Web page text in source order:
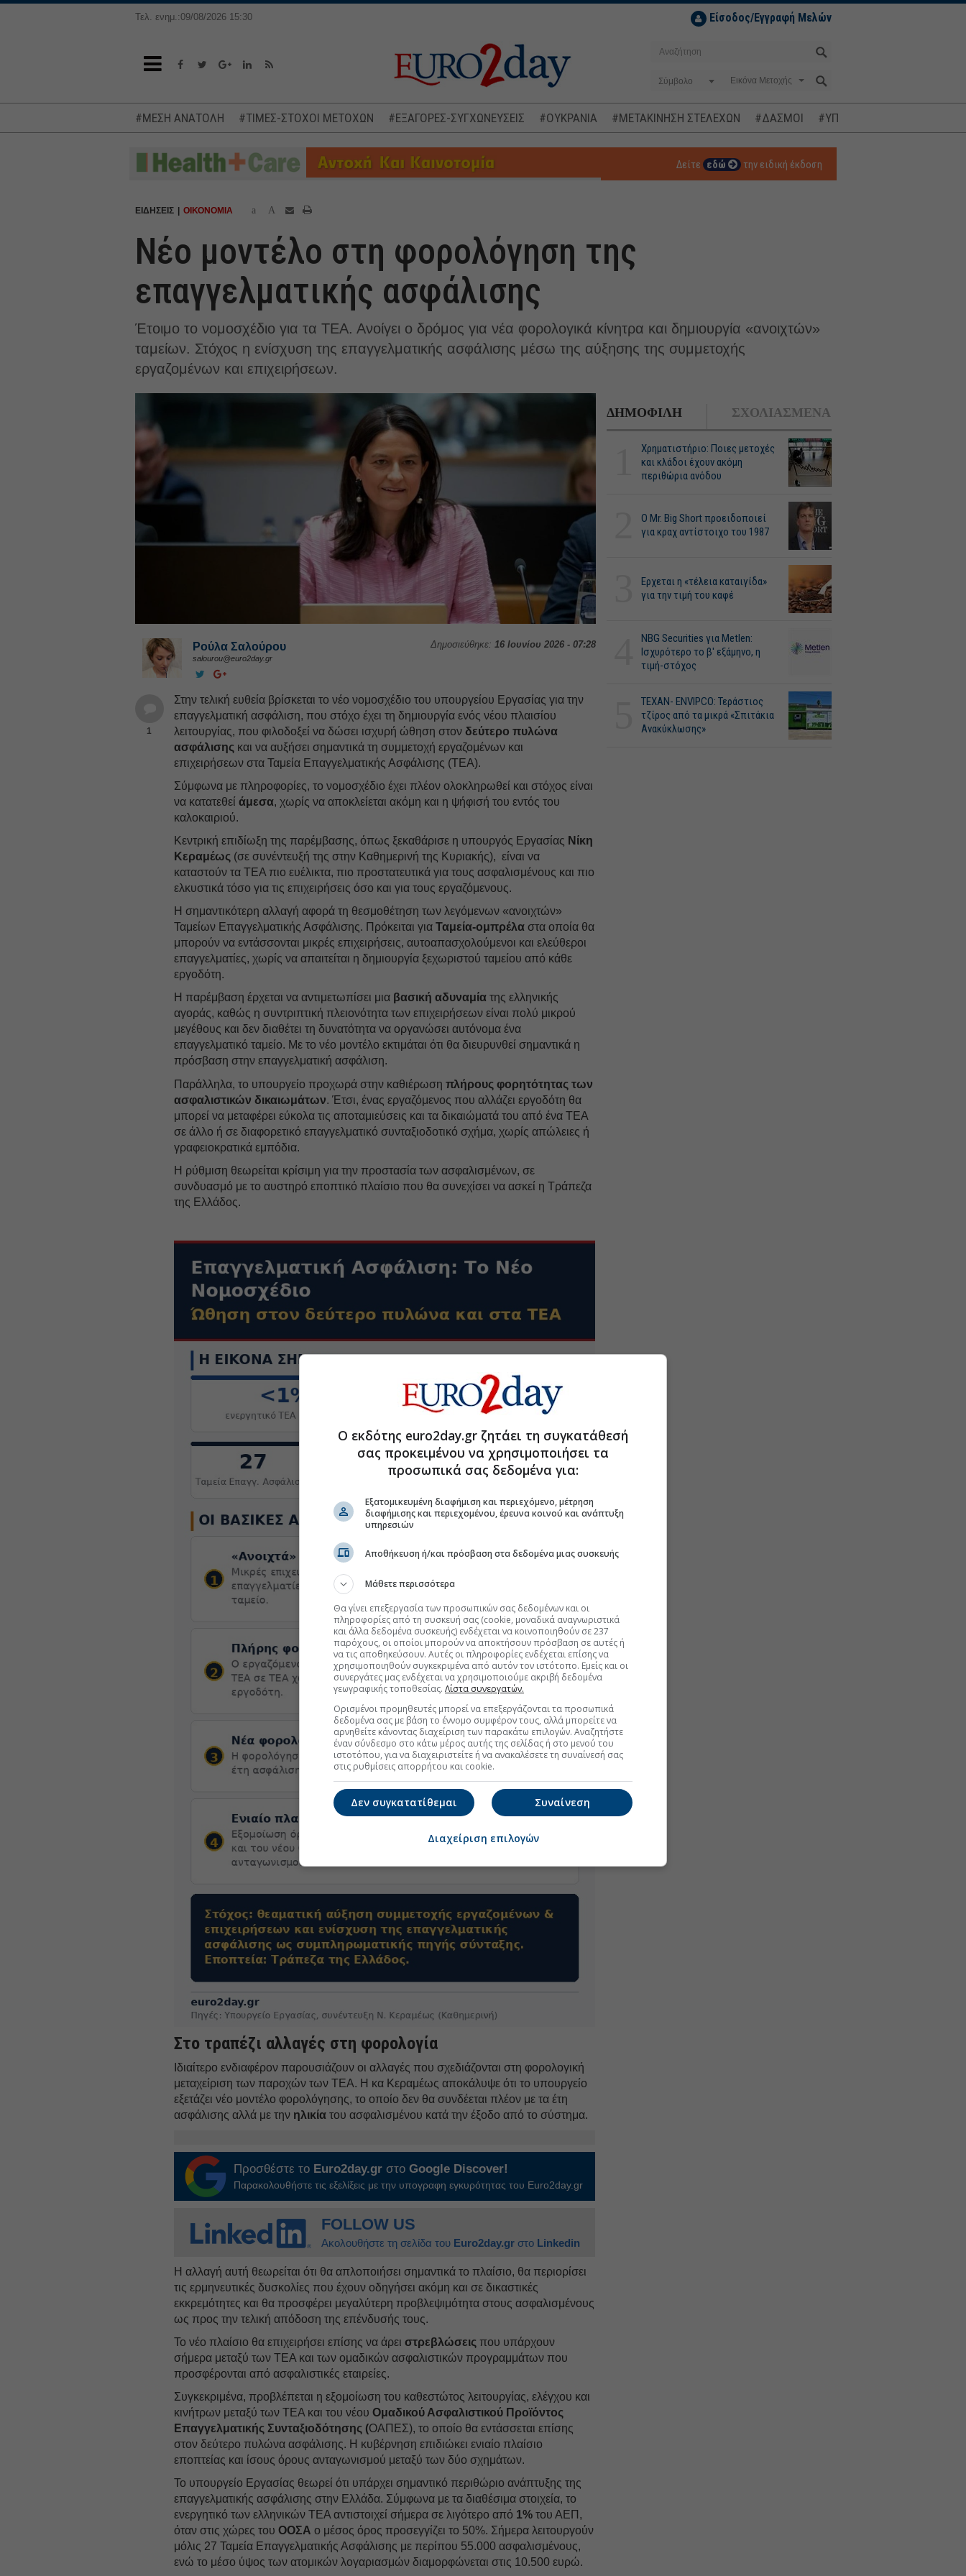
Τελ. ενημ.:09/08/2026 15:30 Είσοδος/Εγγραφή Μελών
Σύμβολο
#ΜΕΣΗ ΑΝΑΤΟΛΗ #ΤΙΜΕΣ-ΣΤΟΧΟΙ ΜΕΤΟΧΩΝ #ΕΞΑΓΟΡΕΣ-ΣΥΓΧΩΝΕΥΣΕΙΣ #ΟΥΚΡΑΝΙΑ #ΜΕΤΑΚΙΝΗΣΗ ΣΤΕΛΕΧΩΝ #ΔΑΣΜΟΙ #ΥΠΟΚΛΟΠΕΣ
Δείτε εδώ την ειδική έκδοση
ΕΙΔΗΣΕΙΣ ΟΙΚΟΝΟΜΙΑ a A
Νέο μοντέλο στη φορολόγηση της
επαγγελματικής ασφάλισης
Έτοιμο το νομοσχέδιο για τα ΤΕΑ. Ανοίγει ο δρόμος για νέα φορολογικά κίνητρα και δημιουργία «ανοιχτών»
ταμείων. Στόχος η ενίσχυση της επαγγελματικής ασφάλισης μέσω της αύξησης της συμμετοχής
εργαζομένων και επιχειρήσεων.
Δημοσιεύθηκε: 16 Ιουνίου 2026 - 07:28
Ρούλα Σαλούρου
salourou@euro2day.gr
1
Στην τελική ευθεία βρίσκεται το νέο νομοσχέδιο του υπουργείου Εργασίας για την
επαγγελματική ασφάλιση, που στόχο έχει τη δημιουργία ενός νέου πλαισίου
λειτουργίας, που φιλοδοξεί να δώσει ισχυρή ώθηση στονδεύτερο πυλώνα
ασφάλισης και να αυξήσει σημαντικά τη συμμετοχή εργαζομένων και
επιχειρήσεων στα Ταμεία Επαγγελματικής Ασφάλισης (ΤΕΑ).
Σύμφωνα με πληροφορίες, το νομοσχέδιο έχει πλέον ολοκληρωθεί και στόχος είναι
να κατατεθείάμεσα, χωρίς να αποκλείεται ακόμη και η ψήφισή του εντός του
καλοκαιριού.
Κεντρική επιδίωξη της παρέμβασης, όπως ξεκαθάρισε η υπουργός Εργασίας Νίκη
Κεραμέως (σε συνέντευξή της στην Καθημερινή της Κυριακής), είναι να
καταστούν τα ΤΕΑ πιο ευέλικτα, πιο προστατευτικά για τους ασφαλισμένους και πιο
ελκυστικά τόσο για τις επιχειρήσεις όσο και για τους εργαζόμενους.
Η σημαντικότερη αλλαγή αφορά τη θεσμοθέτηση των λεγόμενων «ανοιχτών»
Ταμείων Επαγγελματικής Ασφάλισης. Πρόκειται γιαΤαμεία-ομπρέλα στα οποία θα
μπορούν να εντάσσονται μικρές επιχειρήσεις, αυτοαπασχολούμενοι και ελεύθεροι
επαγγελματίες, χωρίς να απαιτείται η δημιουργία ξεχωριστού ταμείου από κάθε
εργοδότη.
Η παρέμβαση έρχεται να αντιμετωπίσει μια βασική αδυναμία της ελληνικής
αγοράς, καθώς η συντριπτική πλειονότητα των επιχειρήσεων είναι πολύ μικρού
μεγέθους και δεν διαθέτει τη δυνατότητα να οργανώσει αυτόνομα ένα
επαγγελματικό ταμείο. Με το νέο μοντέλο εκτιμάται ότι θα διευρυνθεί σημαντικά η
πρόσβαση στην επαγγελματική ασφάλιση.
Παράλληλα, το υπουργείο προχωρά στην καθιέρωσηπλήρους φορητότητας των
ασφαλιστικών δικαιωμάτων. Έτσι, ένας εργαζόμενος που αλλάζει εργοδότη θα
μπορεί να μεταφέρει εύκολα τις αποταμιεύσεις και τα δικαιώματά του από ένα ΤΕΑ
σε άλλο ή σε διαφορετικό επαγγελματικό συνταξιοδοτικό σχήμα, χωρίς απώλειες ή
γραφειοκρατικά εμπόδια.
Η ρύθμιση θεωρείται κρίσιμη για την προστασία των ασφαλισμένων, σε
συνδυασμό με το αυστηρό εποπτικό πλαίσιο που θα συνεχίσει να ασκεί η Τράπεζα
της Ελλάδος.
Στο τραπέζι αλλαγές στη φορολογία
Ιδιαίτερο ενδιαφέρον παρουσιάζουν οι αλλαγές που σχεδιάζονται στη φορολογική
μεταχείριση των παροχών των ΤΕΑ. Η κα Κεραμέως αποκάλυψε ότι το υπουργείο
εξετάζει νέο μοντέλο φορολόγησης, το οποίο δεν θα συνδέεται πλέον με τα έτη
ασφάλισης αλλά με την ηλικία του ασφαλισμένου κατά την έξοδο από το σύστημα.
Προσθέστε το Euro2day.gr στοGoogle Discover!
Παρακολουθήστε τις εξελίξεις με την υπογραφη εγκυρότητας του Euro2day.gr
FOLLOW US
Ακολουθήστε τη σελίδα του Euro2day.gr στο Linkedin
Η αλλαγή αυτή θεωρείται ότι θα απλοποιήσει σημαντικά το πλαίσιο, θα περιορίσει
τις ερμηνευτικές δυσκολίες που έχουν οδηγήσει ακόμη και σε δικαστικές
εκκρεμότητες και θα προσφέρει μεγαλύτερη προβλεψιμότητα στους ασφαλισμένους
ως προς την τελική απόδοση της επένδυσής τους.
Το νέο πλαίσιο θα επιχειρήσει επίσης να άρειστρεβλώσεις που υπάρχουν
σήμερα μεταξύ των ΤΕΑ και των ομαδικών ασφαλιστικών προγραμμάτων που
προσφέρονται από ασφαλιστικές εταιρείες.
Συγκεκριμένα, προβλέπεται η εξομοίωση του καθεστώτος λειτουργίας, ελέγχου και
κινήτρων μεταξύ των ΤΕΑ και του νέουΟμαδικού Ασφαλιστικού Προϊόντος
Επαγγελματικής Συνταξιοδότησης (ΟΑΠΕΣ), το οποίο θα εντάσσεται επίσης
στον δεύτερο πυλώνα ασφάλισης. Η κυβέρνηση επιδιώκει ενιαίο πλαίσιο
εποπτείας και ίσους όρους ανταγωνισμού μεταξύ των δύο σχημάτων.
Το υπουργείο Εργασίας θεωρεί ότι υπάρχει σημαντικό περιθώριο ανάπτυξης της
επαγγελματικής ασφάλισης στην Ελλάδα. Σύμφωνα με τα διαθέσιμα στοιχεία, το
ενεργητικό των ελληνικών ΤΕΑ αντιστοιχεί σήμερα σε λιγότερο από 1% του ΑΕΠ,
όταν στις χώρες του ΟΟΣΑ ο μέσος όρος προσεγγίζει το 50%. Σήμερα λειτουργούν
μόλις 27 Ταμεία Επαγγελματικής Ασφάλισης με περίπου 55.000 ασφαλισμένους,
ενώ το μέσο ύψος των ατομικών λογαριασμών διαμορφώνεται στις 10.500 ευρώ.
ΔΗΜΟΦΙΛΗ ΣΧΟΛΙΑΣΜΕΝΑ
Χρηματιστήριο: Ποιες μετοχές
και κλάδοι έχουν ακόμη
περιθώρια ανόδου
O Mr. Big Short προειδοποιεί
για κραχ αντίστοιχο του 1987
Ερχεται η «τέλεια καταιγίδα»
για την τιμή του καφέ
NBG Securities για Metlen:
Ισχυρότερο το β' εξάμηνο, η
τιμή-στόχος
ΤΕΧΑΝ- ENVIPCO: Τεράστιος
τζίρος από τα μικρά «Σπιτάκια
Ανακύκλωσης»
Ο εκδότης euro2day.gr ζητάει τη συγκατάθεσή
σας προκειμένου να χρησιμοποιήσει τα
προσωπικά σας δεδομένα για:
Εξατομικευμένη διαφήμιση και περιεχόμενο, μέτρηση
διαφήμισης και περιεχομένου, έρευνα κοινού και ανάπτυξη
υπηρεσιών
Αποθήκευση ή/και πρόσβαση στα δεδομένα μιας συσκευής
Μάθετε περισσότερα
Θα γίνει επεξεργασία των προσωπικών σας δεδομένων και οι
πληροφορίες από τη συσκευή σας (cookie, μοναδικά αναγνωριστικά
και άλλα δεδομένα συσκευής) ενδέχεται να κοινοποιηθούν σε 237
παρόχους, οι οποίοι μπορούν να αποκτήσουν πρόσβαση σε αυτές ή
να τις αποθηκεύσουν. Αυτές οι πληροφορίες ενδέχεται επίσης να
χρησιμοποιηθούν συγκεκριμένα από αυτόν τον ιστότοπο. Εμείς και οι
συνεργάτες μας ενδέχεται να χρησιμοποιούμε ακριβή δεδομένα
γεωγραφικής τοποθεσίας. Λίστα συνεργατών.
Ορισμένοι προμηθευτές μπορεί να επεξεργάζονται τα προσωπικά
δεδομένα σας με βάση το έννομο συμφέρον τους, αλλά μπορείτε να
αρνηθείτε κάνοντας διαχείριση των παρακάτω επιλογών. Αναζητήστε
έναν σύνδεσμο στο κάτω μέρος αυτής της σελίδας ή στο μενού του
ιστοτόπου, για να διαχειριστείτε ή να ανακαλέσετε τη συναίνεσή σας
στις ρυθμίσεις απορρήτου και cookie.
Συναίνεση
Δεν συγκατατίθεμαι
Διαχείριση επιλογών